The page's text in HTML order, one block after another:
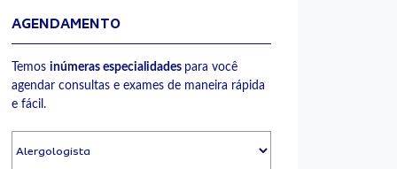
AGENDAMENTO
Temos inúmeras especialidades para você
agendar consultas e exames de maneira rápida
e fácil.